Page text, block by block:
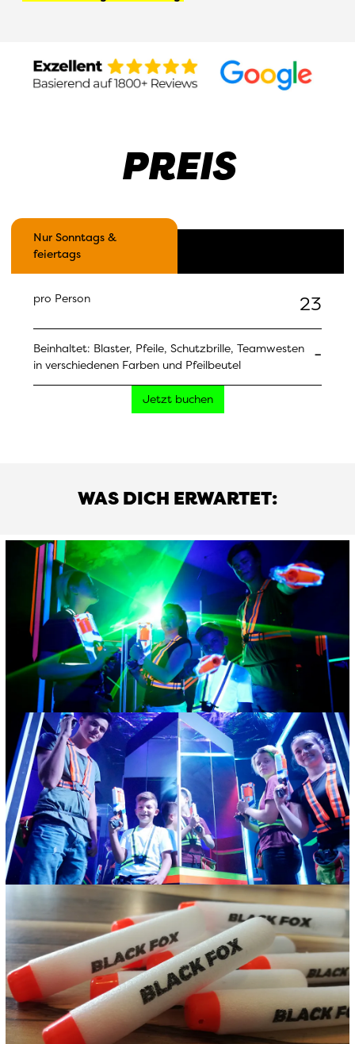
PREIS
Nur Sonntags &
feiertags
pro Person 23
Beinhaltet: Blaster, Pfeile, Schutzbrille, Teamwesten
in verschiedenen Farben und Pfeilbeutel
-
Jetzt buchen
WAS DICH ERWARTET: